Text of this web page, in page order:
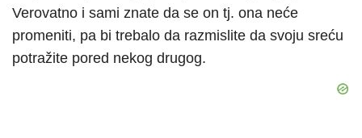
Verovatno i sami znate da se on tj. ona neće
promeniti, pa bi trebalo da razmislite da svoju sreću
potražite pored nekog drugog.